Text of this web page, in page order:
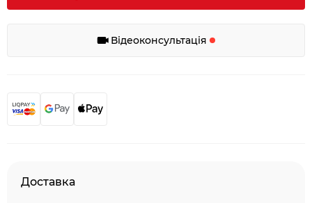
Відеоконсультація
Доставка